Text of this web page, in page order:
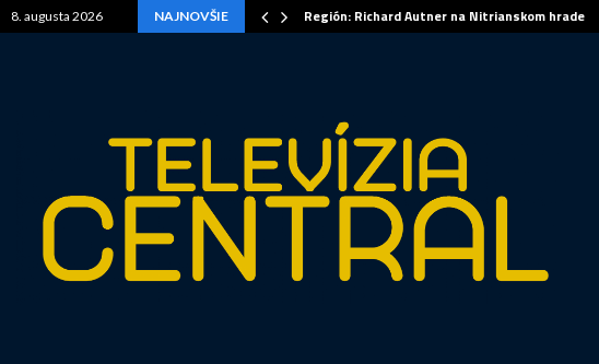
8. augusta 2026 NAJNOVŠIE Región: Richard Autner na Nitrianskom hrade